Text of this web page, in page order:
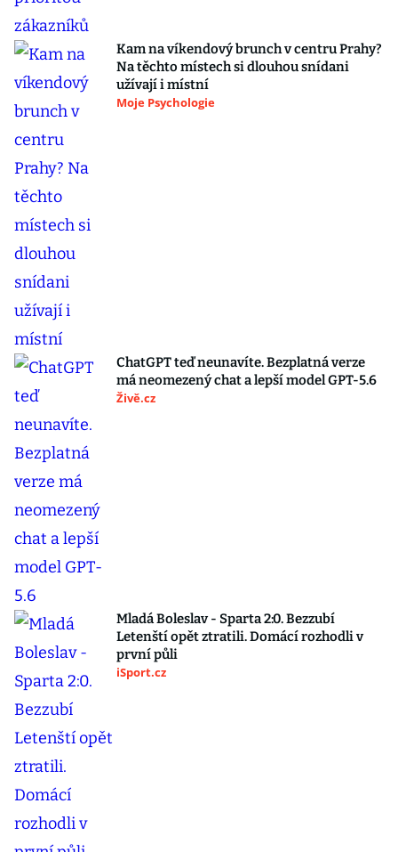
Kam na víkendový brunch v centru Prahy?
Na těchto místech si dlouhou snídani
užívají i místní
Moje Psychologie
ChatGPT teď neunavíte. Bezplatná verze
má neomezený chat a lepší model GPT-5.6
Živě.cz
Mladá Boleslav - Sparta 2:0. Bezzubí
Letenští opět ztratili. Domácí rozhodli v
první půli
iSport.cz